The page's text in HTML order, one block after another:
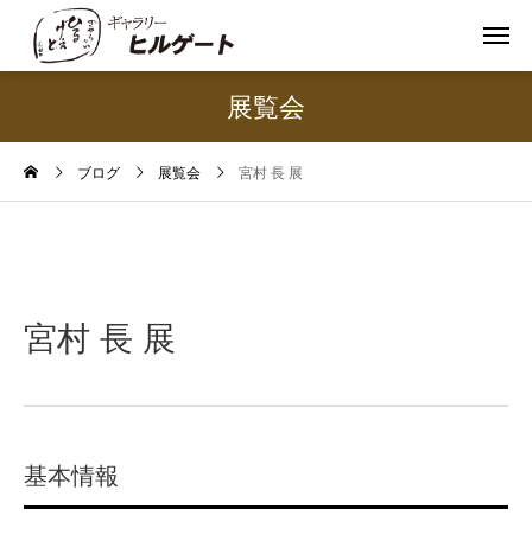
展覧会
ブログ 展覧会 宮村 長 展
宮村 長 展
基本情報